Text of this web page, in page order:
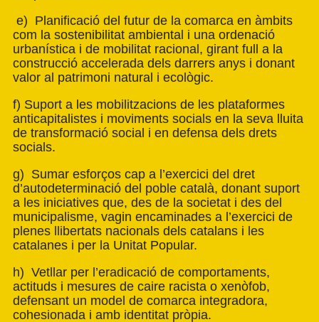
e) Planificació del futur de la comarca en àmbits
com la sostenibilitat ambiental i una ordenació
urbanística i de mobilitat racional, girant full a la
construcció accelerada dels darrers anys i donant
valor al patrimoni natural i ecològic.
f) Suport a les mobilitzacions de les plataformes
anticapitalistes i moviments socials en la seva lluita
de transformació social i en defensa dels drets
socials.
g) Sumar esforços cap a l’exercici del dret
d’autodeterminació del poble català, donant suport
a les iniciatives que, des de la societat i des del
municipalisme, vagin encaminades a l’exercici de
plenes llibertats nacionals dels catalans i les
catalanes i per la Unitat Popular.
h) Vetllar per l’eradicació de comportaments,
actituds i mesures de caire racista o xenòfob,
defensant un model de comarca integradora,
cohesionada i amb identitat pròpia.